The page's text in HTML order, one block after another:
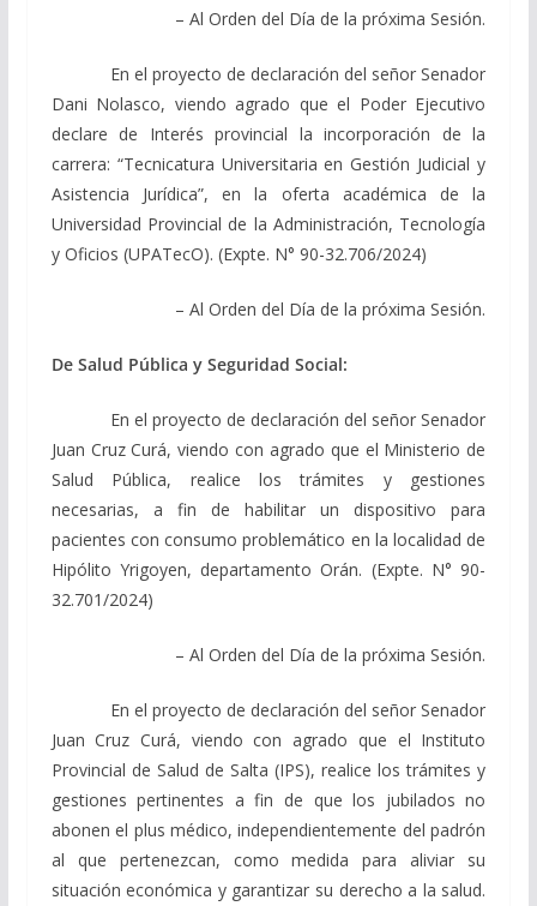
– Al Orden del Día de la próxima Sesión.
En el proyecto de declaración del señor Senador
Dani Nolasco, viendo agrado que el Poder Ejecutivo
declare de Interés provincial la incorporación de la
carrera: “Tecnicatura Universitaria en Gestión Judicial y
Asistencia Jurídica”, en la oferta académica de la
Universidad Provincial de la Administración, Tecnología
y Oficios (UPATecO). (Expte. N° 90-32.706/2024)
– Al Orden del Día de la próxima Sesión.
De Salud Pública y Seguridad Social:
En el proyecto de declaración del señor Senador
Juan Cruz Curá, viendo con agrado que el Ministerio de
Salud Pública, realice los trámites y gestiones
necesarias, a fin de habilitar un dispositivo para
pacientes con consumo problemático en la localidad de
Hipólito Yrigoyen, departamento Orán. (Expte. N° 90-
32.701/2024)
– Al Orden del Día de la próxima Sesión.
En el proyecto de declaración del señor Senador
Juan Cruz Curá, viendo con agrado que el Instituto
Provincial de Salud de Salta (IPS), realice los trámites y
gestiones pertinentes a fin de que los jubilados no
abonen el plus médico, independientemente del padrón
al que pertenezcan, como medida para aliviar su
situación económica y garantizar su derecho a la salud.